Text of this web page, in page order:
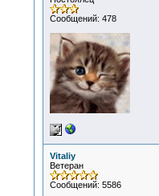
Сообщений: 478
Vitaliy
Ветеран
Сообщений: 5586